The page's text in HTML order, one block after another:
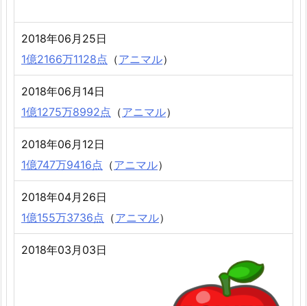
2018年06月25日
1億2166万1128点 （アニマル）
2018年06月14日
1億1275万8992点 （アニマル）
2018年06月12日
1億747万9416点 （アニマル）
2018年04月26日
1億155万3736点 （アニマル）
2018年03月03日